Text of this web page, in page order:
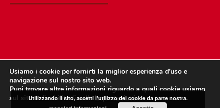
© Copyright A.S.D. Bitonto Sportiva - Codice fiscale: 93451100726
Usiamo i cookie per fornirti la miglior esperienza d'uso e
navigazione sul nostro sito web.
Puoi trovare altre informazioni riguardo a quali cookie usiamo
sul sito o disabilitarli nelleimpostazioni.
Utilizzando il sito, accetti l'utilizzo dei cookie da parte nostra.